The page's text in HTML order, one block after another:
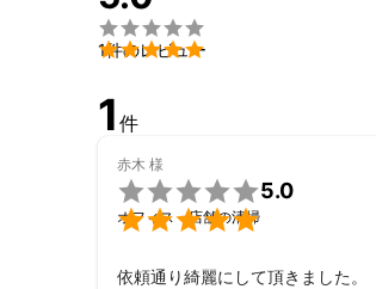


1件のレビュー
1 件
赤木 様


5.0
オフィス・店舗の清掃
依頼通り綺麗にして頂きました。